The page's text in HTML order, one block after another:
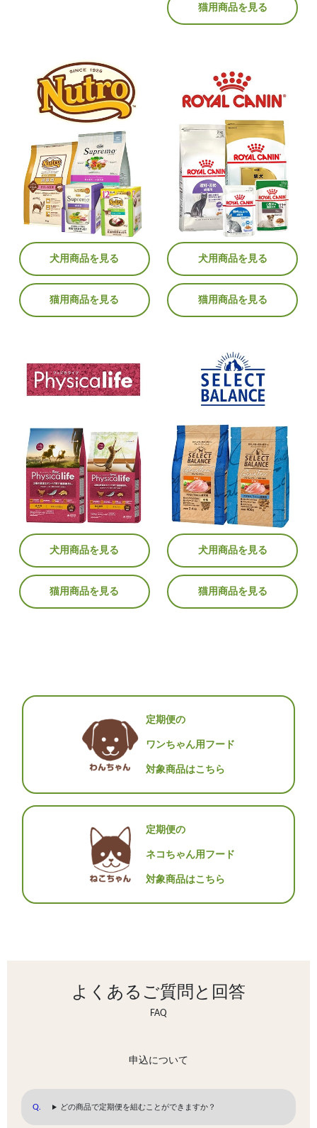
猫用商品を見る
犬用商品を見る
猫用商品を見る
犬用商品を見る
猫用商品を見る
犬用商品を見る
猫用商品を見る
犬用商品を見る
猫用商品を見る
定期便の
ワンちゃん用フード
対象商品はこちら
定期便の
ネコちゃん用フード
対象商品はこちら
よくあるご質問と回答
FAQ
申込について
どの商品で定期便を組むことができますか？